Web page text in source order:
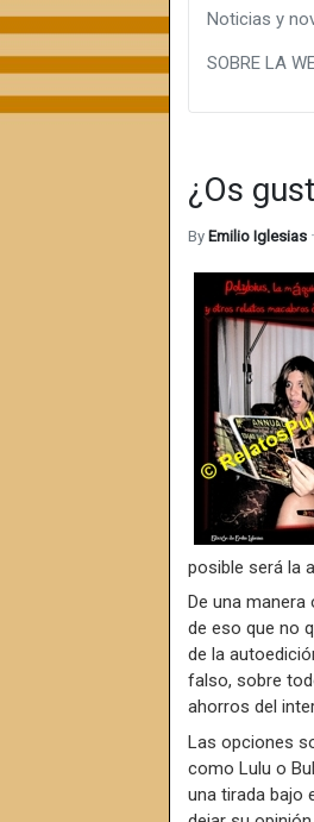
Noticias y
SOBRE LA
¿Os
By Emilio Iglesias
posible será la
De una manera
de eso que no
de la
falso, sobre
ahorros del
Las opciones
como Lulu o
una tirada bajo